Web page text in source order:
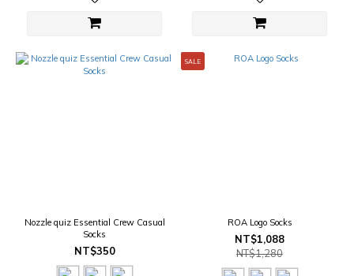
Nozzle quiz Essential Crew Casual
Socks
NT$350
SALE
ROA Logo Socks
NT$1,088
NT$1,280